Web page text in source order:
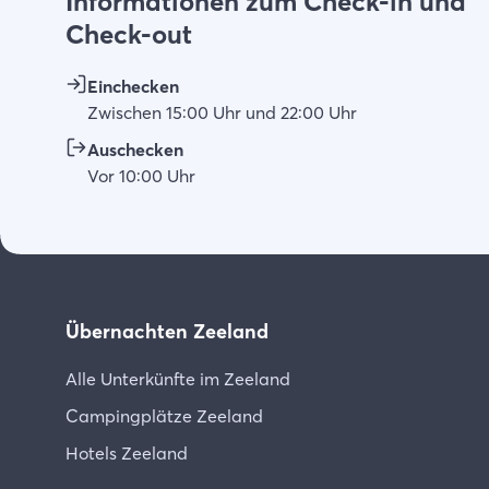
Check-out
Einchecken
Zwischen 15:00 Uhr und 22:00 Uhr
Auschecken
Vor 10:00 Uhr
Übernachten Zeeland
Alle Unterkünfte im Zeeland
Campingplätze Zeeland
Hotels Zeeland